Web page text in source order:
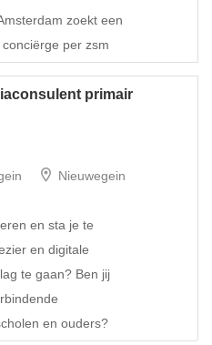
zoekt een
per zsm
primair
Nieuwegein
en sta je te
en digitale
te gaan? Ben jij
en ouders?